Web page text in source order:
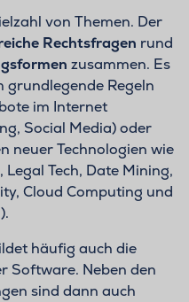
von Themen. Der
Rechtsfragen rund
zusammen. Es
grundlegende Regeln
im Internet
Social Media) oder
neuer Technologien wie
Legal Tech, Date Mining,
Cloud Computing und
häufig auch die
Software. Neben den
sind dann auch